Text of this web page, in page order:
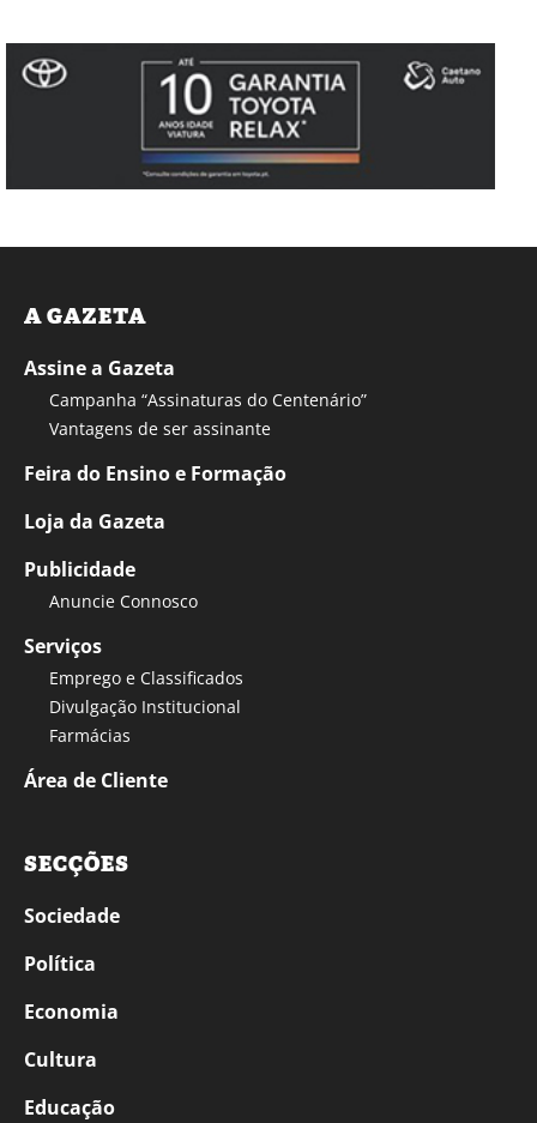
A GAZETA
Assine a Gazeta
Campanha “Assinaturas do Centenário”
Vantagens de ser assinante
Feira do Ensino e Formação
Loja da Gazeta
Publicidade
Anuncie Connosco
Serviços
Emprego e Classificados
Divulgação Institucional
Farmácias
Área de Cliente
SECÇÕES
Sociedade
Política
Economia
Cultura
Educação